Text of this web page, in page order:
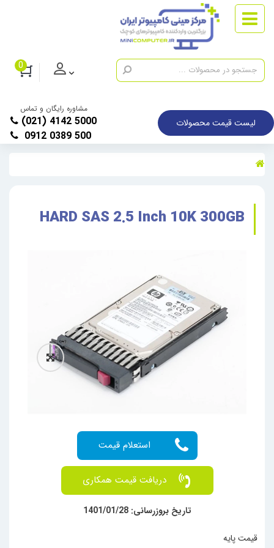
0
لیست قیمت محصولات
مشاوره رایگان و تماس
(021) 4142 5000
0912 0389 500
HARD SAS 2.5 Inch 10K 300GB
قیمت پایه
تاریخ بروزرسانی: 1401/01/28
دریافت قیمت همکاری